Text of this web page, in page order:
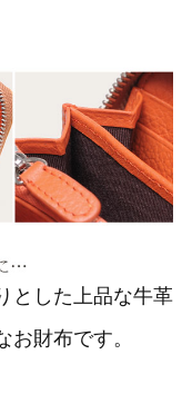
とした上品な牛革
財布です。